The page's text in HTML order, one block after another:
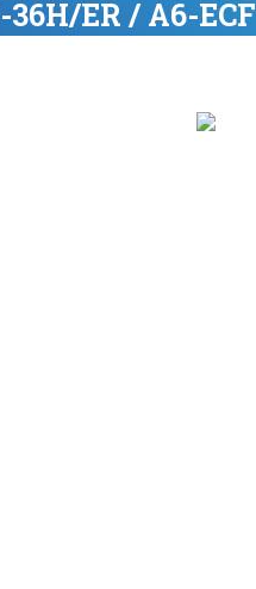
ER / A6-ECF